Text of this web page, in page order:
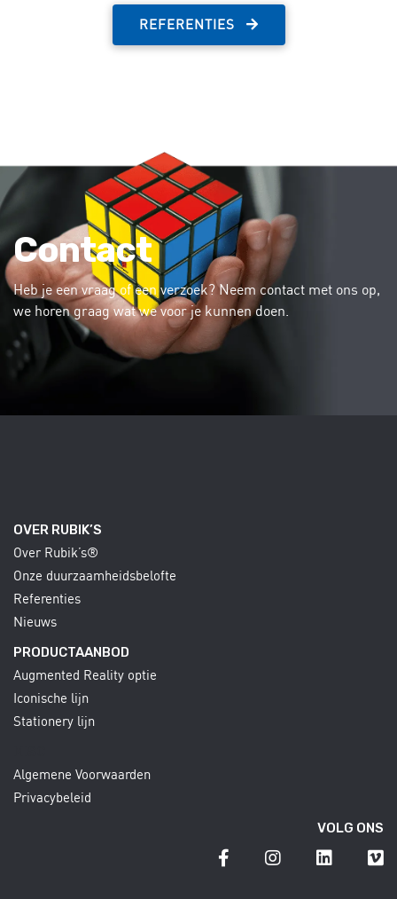
REFERENTIES
Contact
Heb je een vraag of een verzoek? Neem contact met ons op,
we horen graag wat we voor je kunnen doen.
OVER RUBIK’S
Over Rubik’s®
Onze duurzaamheidsbelofte
Referenties
Nieuws
PRODUCTAANBOD
Augmented Reality optie
Iconische lijn
Stationery lijn
Algemene Voorwaarden
Privacybeleid
VOLG ONS